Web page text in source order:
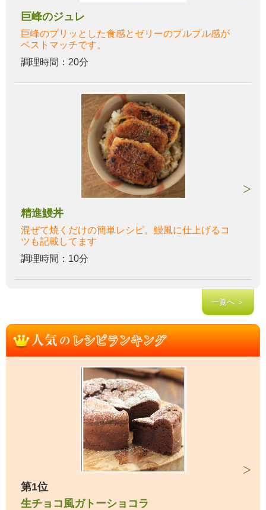
巨峰のジュレ
巨峰のプリッとした食感とゼリーのプルプル感が
ベストマッチです。
調理時間：20分
精進鰻丼
混ぜて焼くだけの簡単レシピ。鰻風に仕上げるコ
ツも記載してます
調理時間：10分
一覧へ ＞
第1位
生チョコ風ガトーショコラ